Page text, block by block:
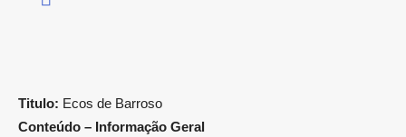
Titulo: Ecos de Barroso
Conteúdo – Informação Geral